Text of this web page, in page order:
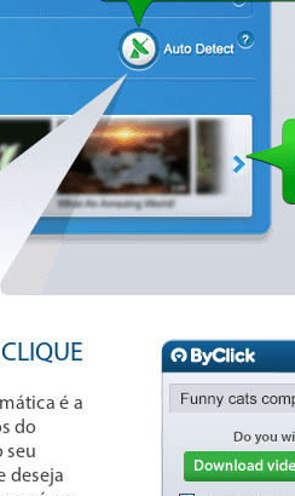
é a
do
seu
deseja